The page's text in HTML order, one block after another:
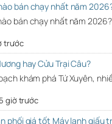
bán chạy nhất năm
bán chạy nhất năm
trước
hay Cửu Trại Câu?
khám phá Tứ Xuyên,
giờ trước
phối giá tốt Máy lạnh giấu